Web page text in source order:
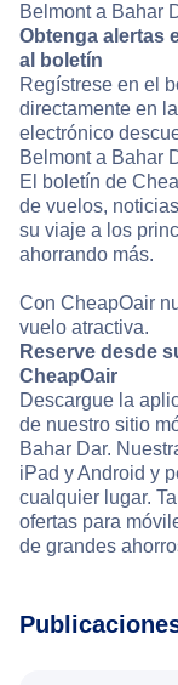
Belmont a Bahar
Obtenga alertas
al boletín
Regístrese en el
directamente en
electrónico
Belmont a Bahar
El boletín de
de vuelos,
su viaje a los
ahorrando más.
Con CheapOair
vuelo atractiva.
Reserve desde
CheapOair
Descargue la
de nuestro sitio
Bahar Dar.
iPad y Android y
cualquier lugar.
ofertas para
de grandes